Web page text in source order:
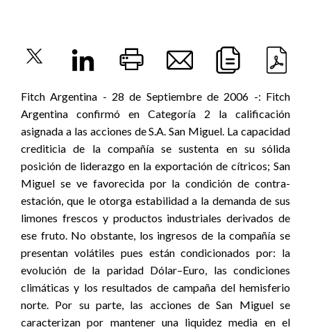
Fitch Argentina - 28 de Septiembre de 2006 -: Fitch
Argentina confirmó en Categoría 2 la calificación
asignada a las acciones de S.A. San Miguel. La capacidad
crediticia de la compañía se sustenta en su sólida
posición de liderazgo en la exportación de cítricos; San
Miguel se ve favorecida por la condición de contra-
estación, que le otorga estabilidad a la demanda de sus
limones frescos y productos industriales derivados de
ese fruto. No obstante, los ingresos de la compañía se
presentan volátiles pues están condicionados por: la
evolución de la paridad Dólar–Euro, las condiciones
climáticas y los resultados de campaña del hemisferio
norte. Por su parte, las acciones de San Miguel se
caracterizan por mantener una liquidez media en el